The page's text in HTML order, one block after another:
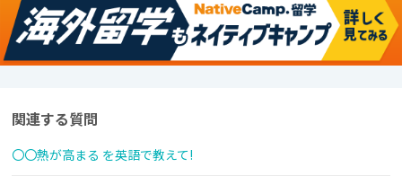
関連する質問
〇〇熱が高まる を英語で教えて!